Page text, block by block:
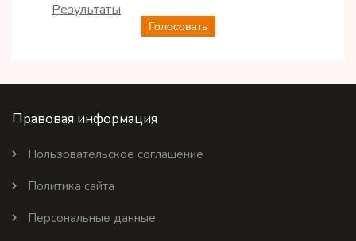
Голосовать
Результаты
Правовая информация
Пользовательское соглашение
Политика сайта
Персональные данные